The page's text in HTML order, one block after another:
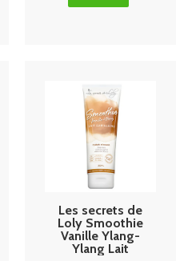
Les secrets de
Loly Smoothie
Vanille Ylang-
Ylang Lait